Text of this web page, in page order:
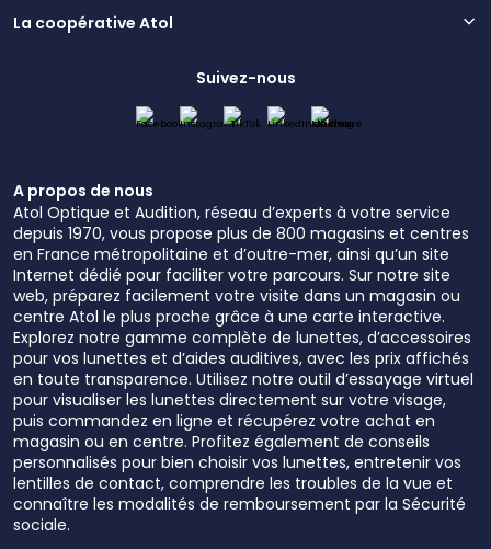
La coopérative Atol
Suivez-nous
A propos de nous
Atol Optique et Audition, réseau d’experts à votre service
depuis 1970, vous propose plus de 800 magasins et centres
en France métropolitaine et d’outre-mer, ainsi qu’un site
Internet dédié pour faciliter votre parcours. Sur notre site
web, préparez facilement votre visite dans un magasin ou
centre Atol le plus proche grâce à une carte interactive.
Explorez notre gamme complète de lunettes, d’accessoires
pour vos lunettes et d’aides auditives, avec les prix affichés
en toute transparence. Utilisez notre outil d’essayage virtuel
pour visualiser les lunettes directement sur votre visage,
puis commandez en ligne et récupérez votre achat en
magasin ou en centre. Profitez également de conseils
personnalisés pour bien choisir vos lunettes, entretenir vos
lentilles de contact, comprendre les troubles de la vue et
connaître les modalités de remboursement par la Sécurité
sociale.